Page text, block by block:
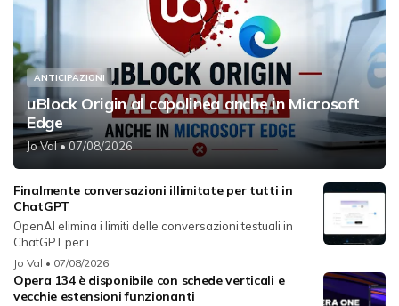
ANTICIPAZIONI
uBlock Origin al capolinea anche in Microsoft
Edge
Jo Val• 07/08/2026
Finalmente conversazioni illimitate per tutti in
ChatGPT
OpenAI elimina i limiti delle conversazioni testuali in
ChatGPT per i...
Jo Val • 07/08/2026
Opera 134 è disponibile con schede verticali e
vecchie estensioni funzionanti